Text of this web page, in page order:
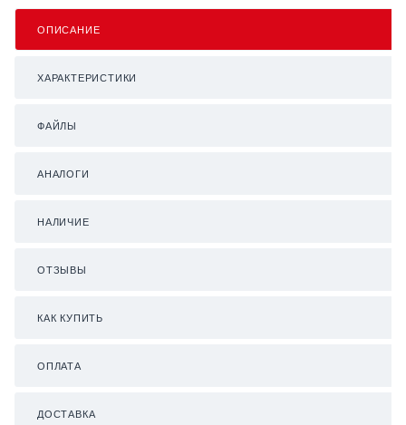
ОПИСАНИЕ
ХАРАКТЕРИСТИКИ
ФАЙЛЫ
АНАЛОГИ
НАЛИЧИЕ
ОТЗЫВЫ
КАК КУПИТЬ
ОПЛАТА
ДОСТАВКА